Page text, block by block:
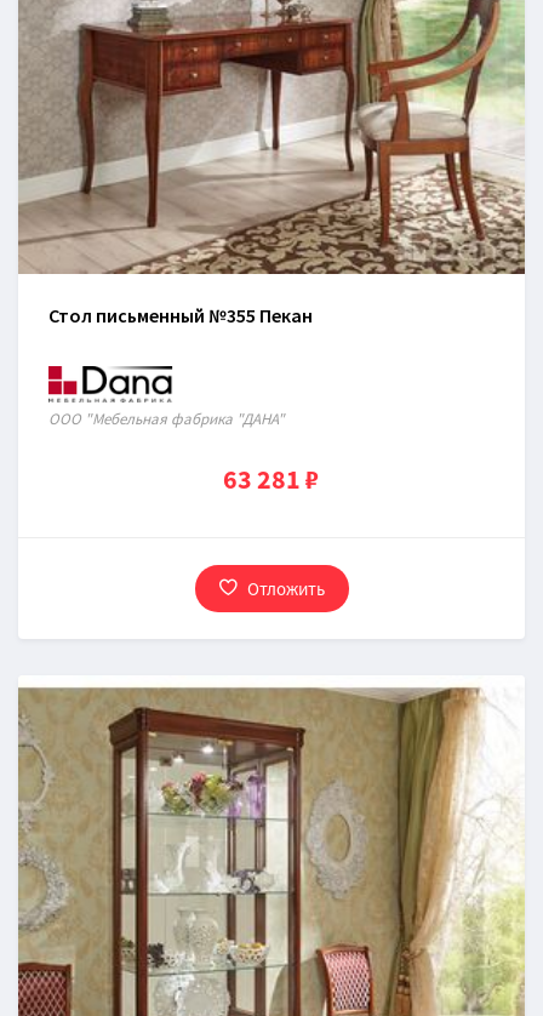
Стол письменный №355 Пекан
ООО "Мебельная фабрика "ДАНА"
63 281 ₽
Отложить